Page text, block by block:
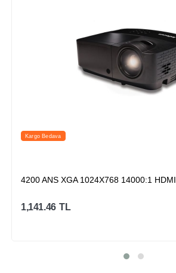
Kargo Bedava
4200 ANS XGA 1024X768 14000:1 HDMI
1,141.46 TL